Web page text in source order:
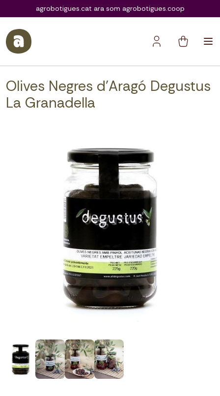
agrobotigues.coop
agrobotigues.cat ara som agrobotigues.coop
Olives Negres d'Aragó Degustus
La Granadella